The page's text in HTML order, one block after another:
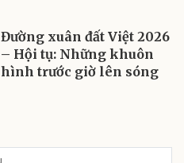
Đường xuân đất Việt 2026
– Hội tụ: Những khuôn
hình trước giờ lên sóng